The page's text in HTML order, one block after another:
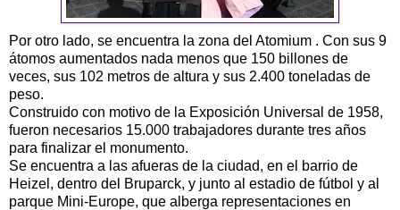
Por otro lado, se encuentra la zona del Atomium . Con sus 9
átomos aumentados nada menos que 150 billones de
veces, sus 102 metros de altura y sus 2.400 toneladas de
peso.
Construido con motivo de la Exposición Universal de 1958,
fueron necesarios 15.000 trabajadores durante tres años
para finalizar el monumento.
Se encuentra a las afueras de la ciudad, en el barrio de
Heizel, dentro del Bruparck, y junto al estadio de fútbol y al
parque Mini-Europe, que alberga representaciones en